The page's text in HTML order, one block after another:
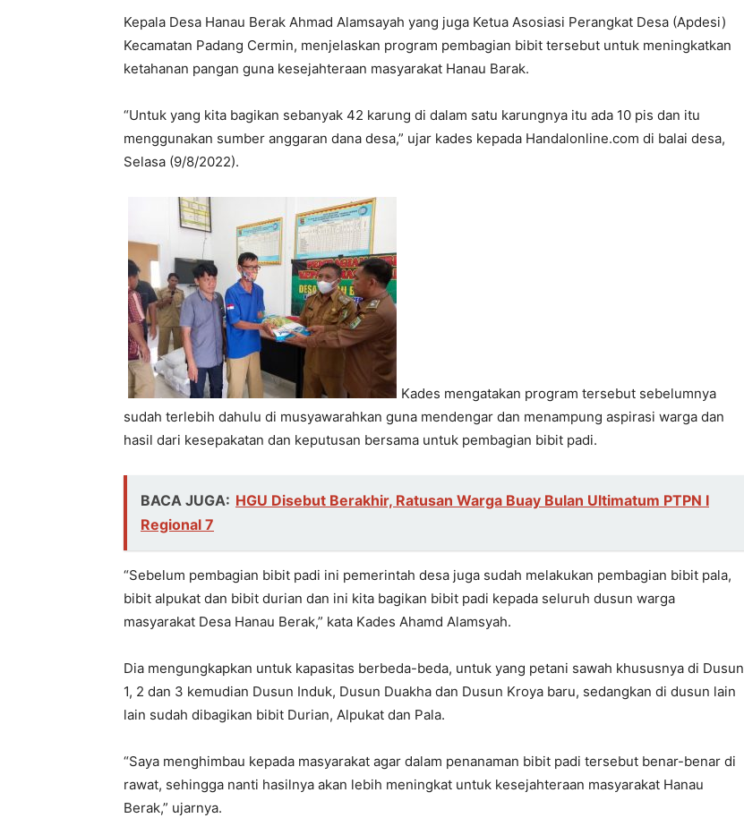
Kepala Desa Hanau Berak Ahmad Alamsayah yang juga Ketua Asosiasi Perangkat Desa (Apdesi)
Kecamatan Padang Cermin, menjelaskan program pembagian bibit tersebut untuk meningkatkan
ketahanan pangan guna kesejahteraan masyarakat Hanau Barak.
“Untuk yang kita bagikan sebanyak 42 karung di dalam satu karungnya itu ada 10 pis dan itu
menggunakan sumber anggaran dana desa,” ujar kades kepada Handalonline.com di balai desa,
Selasa (9/8/2022).
Kades mengatakan program tersebut sebelumnya
sudah terlebih dahulu di musyawarahkan guna mendengar dan menampung aspirasi warga dan
hasil dari kesepakatan dan keputusan bersama untuk pembagian bibit padi.
BACA JUGA: HGU Disebut Berakhir, Ratusan Warga Buay Bulan Ultimatum PTPN I
Regional 7
“Sebelum pembagian bibit padi ini pemerintah desa juga sudah melakukan pembagian bibit pala,
bibit alpukat dan bibit durian dan ini kita bagikan bibit padi kepada seluruh dusun warga
masyarakat Desa Hanau Berak,” kata Kades Ahamd Alamsyah.
Dia mengungkapkan untuk kapasitas berbeda-beda, untuk yang petani sawah khususnya di Dusun
1, 2 dan 3 kemudian Dusun Induk, Dusun Duakha dan Dusun Kroya baru, sedangkan di dusun lain
lain sudah dibagikan bibit Durian, Alpukat dan Pala.
“Saya menghimbau kepada masyarakat agar dalam penanaman bibit padi tersebut benar-benar di
rawat, sehingga nanti hasilnya akan lebih meningkat untuk kesejahteraan masyarakat Hanau
Berak,” ujarnya.